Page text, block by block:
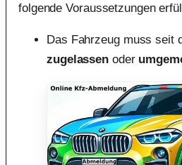
folgende Voraussetzungen
Das Fahrzeug muss seit
zugelassen oder